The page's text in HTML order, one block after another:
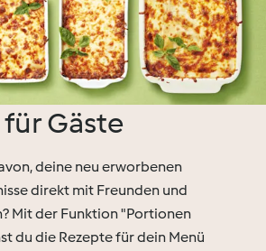
Gäste
deine neu erworbenen
direkt mit Freunden und
Mit der Funktion "Portionen
du die Rezepte für dein Menü